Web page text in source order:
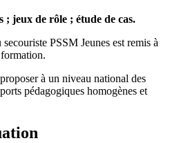
jeux de rôle ; étude de cas.
PSSM Jeunes est remis à
à un niveau national des
pédagogiques homogènes et